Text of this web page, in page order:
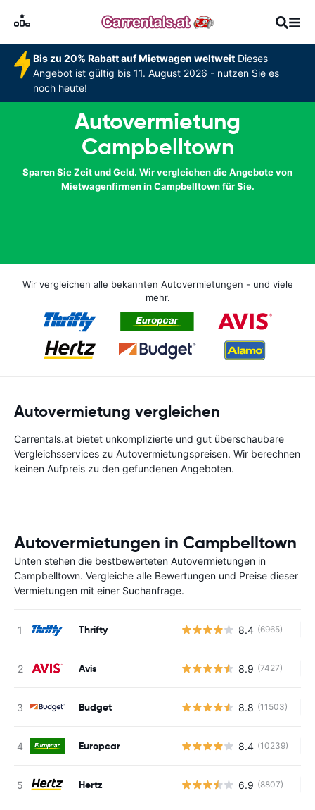
Bis zu 20% Rabatt auf Mietwagen weltweitDieses
Angebot ist gültig bis 11. August 2026 - nutzen Sie es
noch heute!
Autovermietung
Campbelltown
Sparen Sie Zeit und Geld. Wir vergleichen die Angebote von
Mietwagenfirmen in Campbelltown für Sie.
Wir vergleichen alle bekannten Autovermietungen - und viele
mehr.
Autovermietung vergleichen
Carrentals.at bietet unkomplizierte und gut überschaubare
Vergleichsservices zu Autovermietungspreisen. Wir berechnen
keinen Aufpreis zu den gefundenen Angeboten.
Autovermietungen in Campbelltown
Unten stehen die bestbewerteten Autovermietungen in
Campbelltown. Vergleiche alle Bewertungen und Preise dieser
Vermietungen mit einer Suchanfrage.
Thrifty 8.4 (6965)
Avis 8.9 (7427)
Budget 8.8 (11503)
Europcar 8.4 (10239)
Hertz 6.9 (8807)